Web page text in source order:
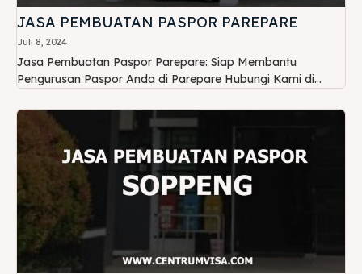
JASA PEMBUATAN PASPOR PAREPARE
Juli 8, 2024
Jasa Pembuatan Paspor Parepare: Siap Membantu
Pengurusan Paspor Anda di Parepare Hubungi Kami di...